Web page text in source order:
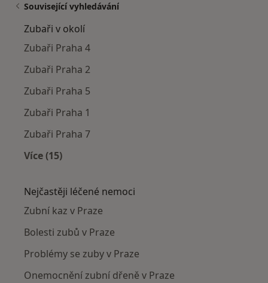
Související vyhledávání
Zubaři v okolí
Zubaři Praha 4
Zubaři Praha 2
Zubaři Praha 5
Zubaři Praha 1
Zubaři Praha 7
Více (15)
Nejčastěji léčené nemoci
Zubní kaz v Praze
Bolesti zubů v Praze
Problémy se zuby v Praze
Onemocnění zubní dřeně v Praze